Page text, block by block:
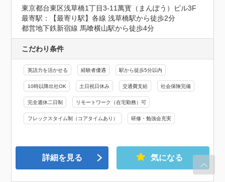
東京都台東区浅草橋1丁目3-11萬寳（まんぽう）ビル3F
最寄駅：【最寄り駅】各線 浅草橋駅から徒歩2分
都営地下鉄新宿線 馬喰横山駅から徒歩4分
こだわり条件
英語力を活かせる 経験者優遇 駅から徒歩5分以内
10時以降出社OK 土日祝日休み 交通費支給 社会保険完備
完全週休二日制 リモートワーク（在宅勤務）可
フレックスタイム制（コアタイムあり） 研修・勉強会充実
詳細を見る 気になる